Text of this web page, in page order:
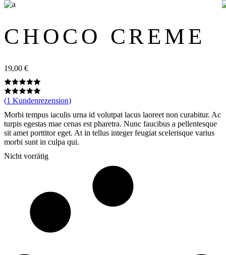
CHOCO CREME
19,00 €
(1 Kundenrezension)
Morbi tempus iaculis urna id volutpat lacus laoreet non curabitur. Ac
turpis egestas mae cenas est pharetra. Nunc faucibus a pellentesque
sit amet porttitor eget. At in tellus integer feugiat scelerisque varius
morbi sunt in culpa qui.
Nicht vorrätig